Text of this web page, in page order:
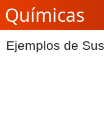
Químicas
Ejemplos de